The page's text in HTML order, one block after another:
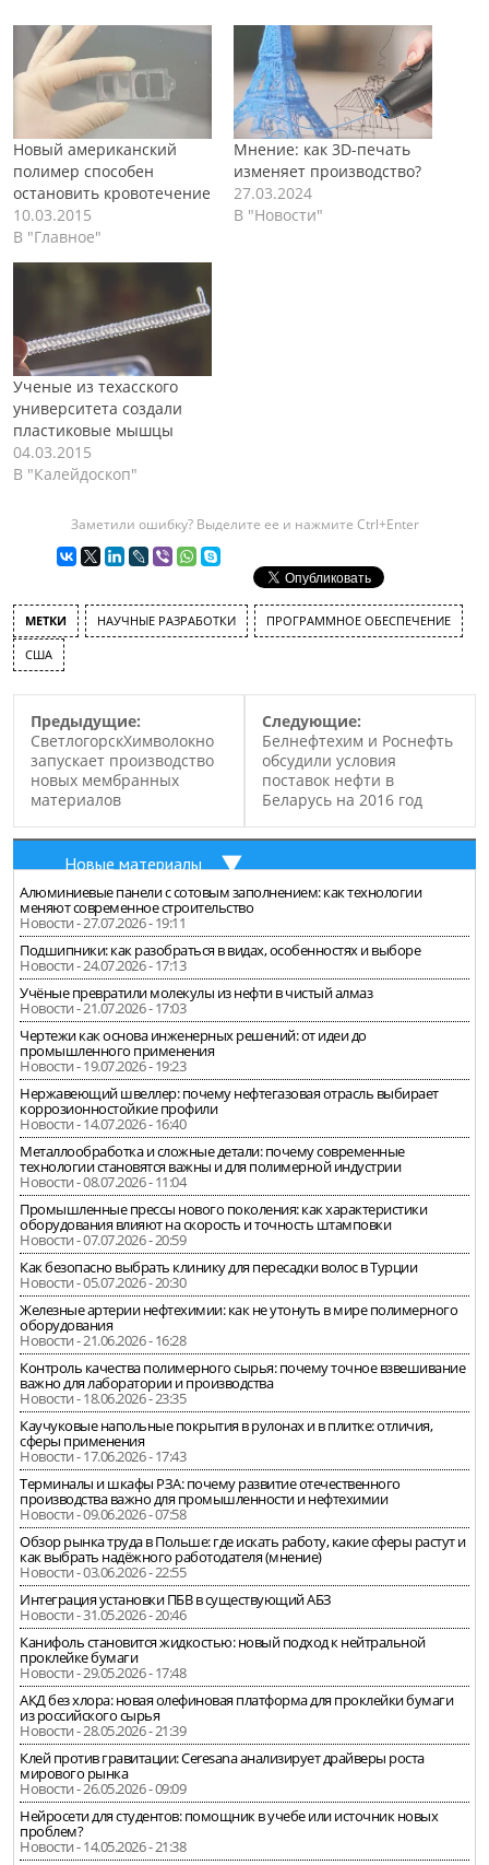
Новый американский
полимер способен
остановить кровотечение
10.03.2015
В "Главное"
Мнение: как 3D-печать
изменяет производство?
27.03.2024
В "Новости"
Ученые из техасского
университета создали
пластиковые мышцы
04.03.2015
В "Калейдоскоп"
Заметили ошибку? Выделите ее и нажмите Ctrl+Enter
МЕТКИ НАУЧНЫЕ РАЗРАБОТКИ ПРОГРАММНОЕ ОБЕСПЕЧЕНИЕ
США
Предыдущие:
СветлогорскХимволокно
запускает производство
новых мембранных
материалов
Следующие:
Белнефтехим и Роснефть
обсудили условия
поставок нефти в
Беларусь на 2016 год
Новые материалы
Алюминиевые панели с сотовым заполнением: как технологии
меняют современное строительство
Новости - 27.07.2026 - 19:11
Подшипники: как разобраться в видах, особенностях и выборе
Новости - 24.07.2026 - 17:13
Учёные превратили молекулы из нефти в чистый алмаз
Новости - 21.07.2026 - 17:03
Чертежи как основа инженерных решений: от идеи до
промышленного применения
Новости - 19.07.2026 - 19:23
Нержавеющий швеллер: почему нефтегазовая отрасль выбирает
коррозионностойкие профили
Новости - 14.07.2026 - 16:40
Металлообработка и сложные детали: почему современные
технологии становятся важны и для полимерной индустрии
Новости - 08.07.2026 - 11:04
Промышленные прессы нового поколения: как характеристики
оборудования влияют на скорость и точность штамповки
Новости - 07.07.2026 - 20:59
Как безопасно выбрать клинику для пересадки волос в Турции
Новости - 05.07.2026 - 20:30
Железные артерии нефтехимии: как не утонуть в мире полимерного
оборудования
Новости - 21.06.2026 - 16:28
Контроль качества полимерного сырья: почему точное взвешивание
важно для лаборатории и производства
Новости - 18.06.2026 - 23:35
Каучуковые напольные покрытия в рулонах и в плитке: отличия,
сферы применения
Новости - 17.06.2026 - 17:43
Терминалы и шкафы РЗА: почему развитие отечественного
производства важно для промышленности и нефтехимии
Новости - 09.06.2026 - 07:58
Обзор рынка труда в Польше: где искать работу, какие сферы растут и
как выбрать надёжного работодателя (мнение)
Новости - 03.06.2026 - 22:55
Интеграция установки ПБВ в существующий АБЗ
Новости - 31.05.2026 - 20:46
Канифоль становится жидкостью: новый подход к нейтральной
проклейке бумаги
Новости - 29.05.2026 - 17:48
АКД без хлора: новая олефиновая платформа для проклейки бумаги
из российского сырья
Новости - 28.05.2026 - 21:39
Клей против гравитации: Ceresana анализирует драйверы роста
мирового рынка
Новости - 26.05.2026 - 09:09
Нейросети для студентов: помощник в учебе или источник новых
проблем?
Новости - 14.05.2026 - 21:38